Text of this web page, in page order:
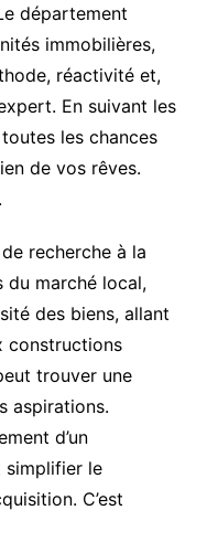
département
immobilières,
réactivité et,
En suivant les
les chances
de vos rêves.
.
recherche à la
du marché local,
des biens, allant
constructions
trouver une
aspirations.
d’un
simplifier le
C’est